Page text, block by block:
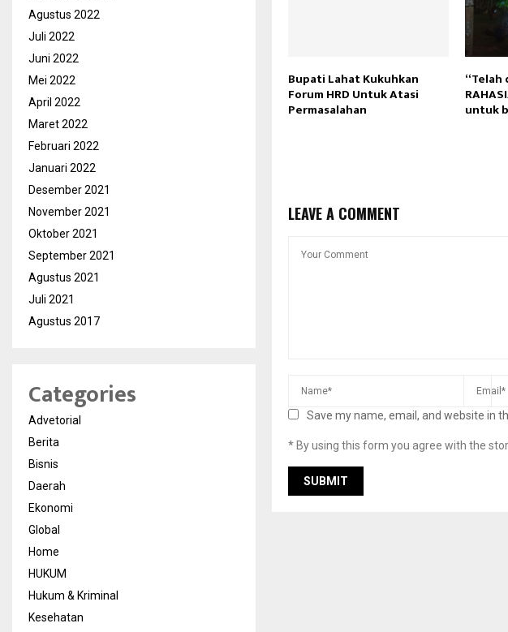
Bupati Lahat Kukuhkan
Forum HRD Untuk Atasi
Permasalahan
“Telah
untuk
LEAVE A COMMENT
Save my name, email, and website in
* By using this form you agree with the
Agustus 2022
Juli 2022
Juni 2022
Mei 2022
April 2022
Maret 2022
Februari 2022
Januari 2022
Desember 2021
November 2021
Oktober 2021
September 2021
Agustus 2021
Juli 2021
Agustus 2017
Categories
Advetorial
Berita
Bisnis
Daerah
Ekonomi
Global
Home
HUKUM
Hukum & Kriminal
Kesehatan